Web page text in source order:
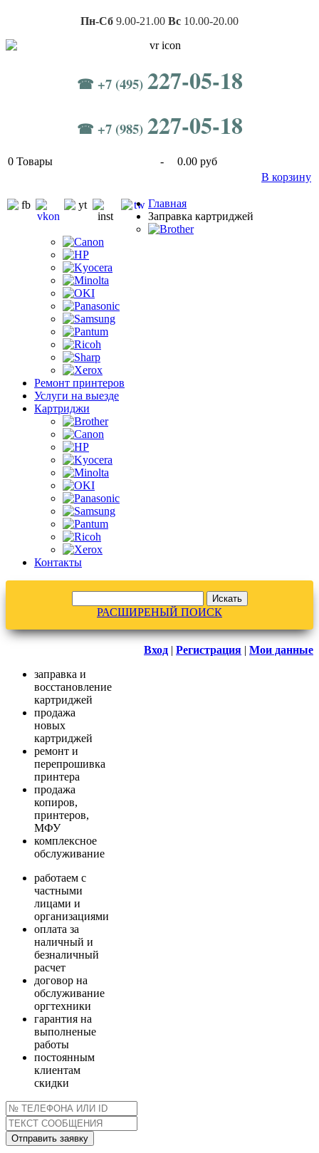
Пн-Сб 9.00-21.00 Вс 10.00-20.00
☎ +7 (495) 227-05-18
☎ +7 (985) 227-05-18
0 Товары -
0.00 руб
В корзину
Главная
Заправка картриджей
Ремонт принтеров
Услуги на выезде
Картриджи
Контакты
РАСШИРЕНЫЙ ПОИСК
Вход | Регистрация | Мои данные
заправка и
восстановление
картриджей
продажа
новых
картриджей
ремонт и
перепрошивка
принтера
продажа
копиров,
принтеров,
МФУ
комплексное
обслуживание
работаем с
частными
лицами и
организациями
оплата за
наличный и
безналичный
расчет
договор на
обслуживание
оргтехники
гарантия на
выполненые
работы
постоянным
клиентам
скидки